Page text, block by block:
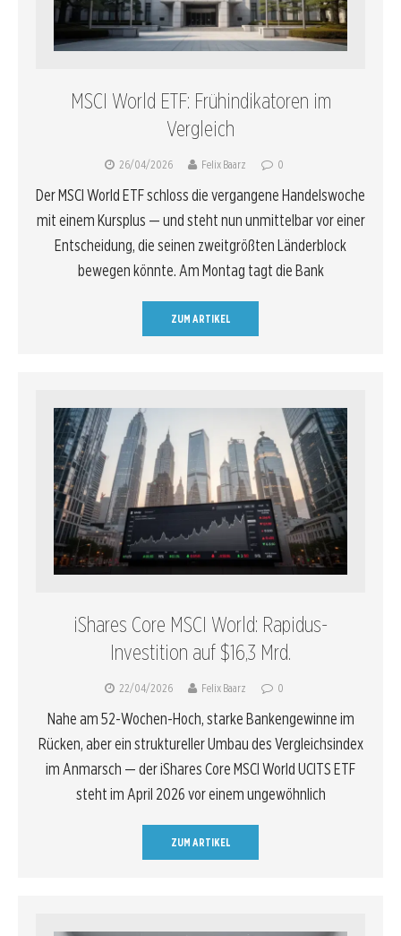
MSCI World ETF: Frühindikatoren im
Vergleich
26/04/2026 Felix Baarz 0
Der MSCI World ETF schloss die vergangene Handelswoche
mit einem Kursplus — und steht nun unmittelbar vor einer
Entscheidung, die seinen zweitgrößten Länderblock
bewegen könnte. Am Montag tagt die Bank
ZUM ARTIKEL
iShares Core MSCI World: Rapidus-
Investition auf $16,3 Mrd.
22/04/2026 Felix Baarz 0
Nahe am 52-Wochen-Hoch, starke Bankengewinne im
Rücken, aber ein struktureller Umbau des Vergleichsindex
im Anmarsch — der iShares Core MSCI World UCITS ETF
steht im April 2026 vor einem ungewöhnlich
ZUM ARTIKEL